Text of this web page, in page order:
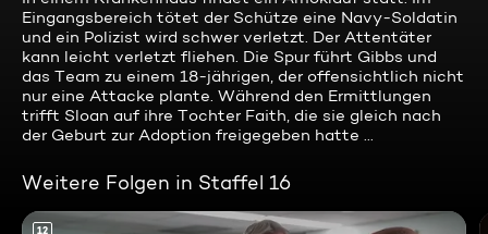
Eingangsbereich tötet der Schütze eine Navy-Soldatin
und ein Polizist wird schwer verletzt. Der Attentäter
kann leicht verletzt fliehen. Die Spur führt Gibbs und
das Team zu einem 18-jährigen, der offensichtlich nicht
nur eine Attacke plante. Während den Ermittlungen
trifft Sloan auf ihre Tochter Faith, die sie gleich nach
der Geburt zur Adoption freigegeben hatte ...
Weitere Folgen in Staffel 16
12